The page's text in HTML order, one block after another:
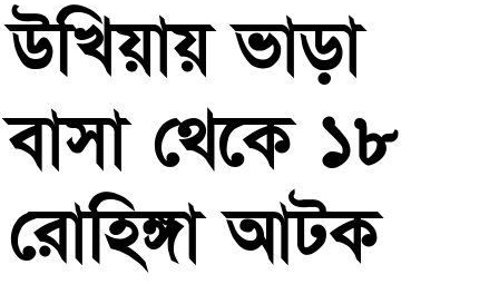
উখিয়ায় ভাড়া
বাসা থেকে ১৮
রোহিঙ্গা আটক